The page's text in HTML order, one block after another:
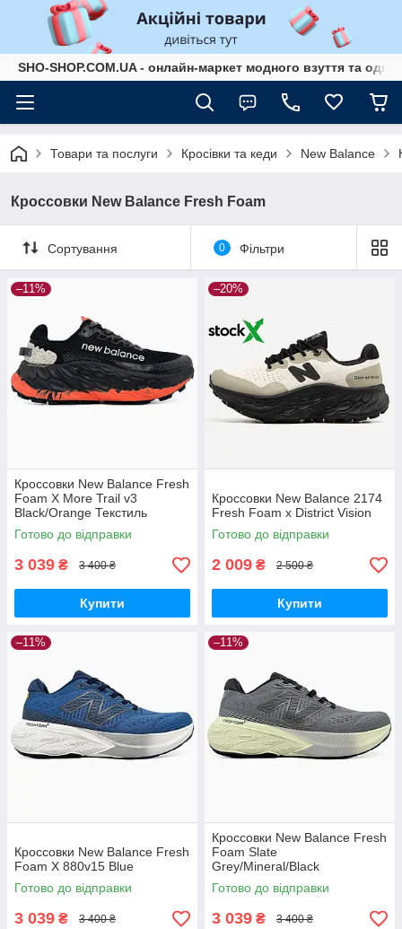
SHO-SHOP.COM.UA - онлайн-маркет модного взуття та
Товари та послуги Кросівки та кеди New Balance
Кроссовки New Balance Fresh Foam
Сортування 0 Фільтри
–11%
Кроссовки New Balance Fresh
Foam X More Trail v3
Black/Orange Текстиль
Готово до відправки
3 039 ₴ 3 400 ₴
Купити
–20%
Кроссовки New Balance 2174
Fresh Foam x District Vision
Готово до відправки
2 009 ₴ 2 500 ₴
Купити
–11%
Кроссовки New Balance Fresh
Foam X 880v15 Blue
Готово до відправки
3 039 ₴ 3 400 ₴
–11%
Кроссовки New Balance Fresh
Foam Slate
Grey/Mineral/Black
Готово до відправки
3 039 ₴ 3 400 ₴